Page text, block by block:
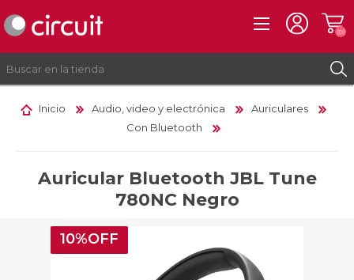
(0)
Inicio Audio, video y electrónica
Auriculares
Con Bluetooth
Auricular Bluetooth JBL Tune
780NC Negro
10%OFF